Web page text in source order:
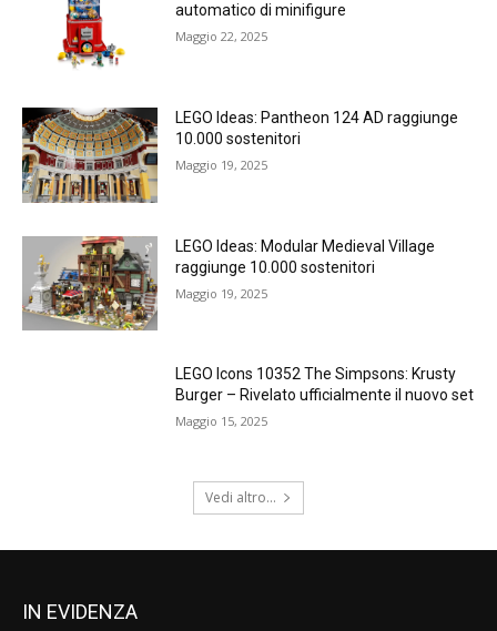
automatico di minifigure
Maggio 22, 2025
LEGO Ideas: Pantheon 124 AD raggiunge
10.000 sostenitori
Maggio 19, 2025
LEGO Ideas: Modular Medieval Village
raggiunge 10.000 sostenitori
Maggio 19, 2025
LEGO Icons 10352 The Simpsons: Krusty
Burger – Rivelato ufficialmente il nuovo set
Maggio 15, 2025
Vedi altro...
IN EVIDENZA